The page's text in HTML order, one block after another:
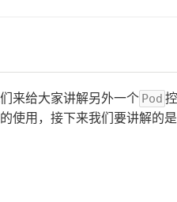
来给大家讲解另外一个 Pod
使用，接下来我们要讲解的